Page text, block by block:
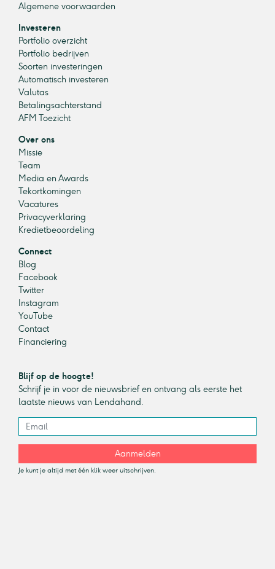
Algemene voorwaarden
Investeren
Portfolio overzicht
Portfolio bedrijven
Soorten investeringen
Automatisch investeren
Valutas
Betalingsachterstand
AFM Toezicht
Over ons
Missie
Team
Media en Awards
Tekortkomingen
Vacatures
Privacyverklaring
Kredietbeoordeling
Connect
Blog
Facebook
Twitter
Instagram
YouTube
Contact
Financiering
Blijf op de hoogte!
Schrijf je in voor de nieuwsbrief en ontvang als eerste het
laatste nieuws van Lendahand.
Aanmelden
Je kunt je altijd met één klik weer uitschrijven.